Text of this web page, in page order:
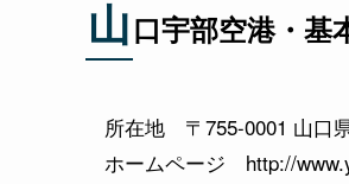
山口宇部空港・基
所在地 〒755-0001 山口
ホームページ http://